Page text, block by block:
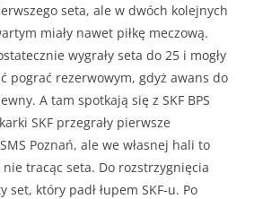
seta, ale w dwóch kolejnych
miały nawet piłkę meczową.
wygrały seta do 25 i mogły
pograć rezerwowym, gdyż awans do
A tam spotkają się z SKF BPS
SKF przegrały pierwsze
Poznań, ale we własnej hali to
nie tracąc seta. Do rozstrzygnięcia
set, który padł łupem SKF-u. Po